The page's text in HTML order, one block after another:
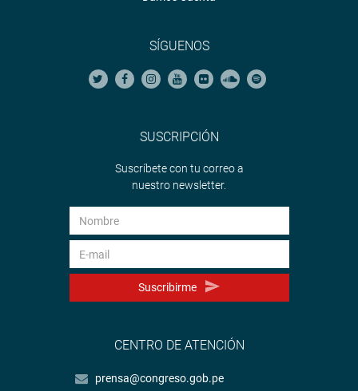
SÍGUENOS
SUSCRIPCIÓN
Suscríbete con tu correo a
nuestro newsletter.
Suscribirme
CENTRO DE ATENCIÓN
prensa@congreso.gob.pe